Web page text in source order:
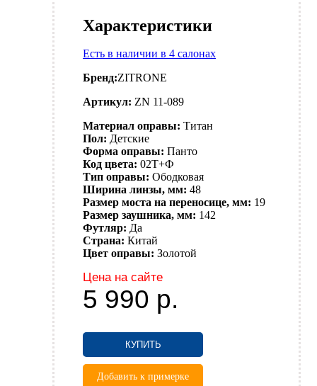
Характеристики
Есть в наличии в 4 салонах
Бренд:ZITRONE
Артикул: ZN 11-089
Материал оправы: Титан
Пол: Детские
Форма оправы: Панто
Код цвета: 02T+Ф
Тип оправы: Ободковая
Ширина линзы, мм: 48
Размер моста на переносице, мм: 19
Размер заушника, мм: 142
Футляр: Да
Страна: Китай
Цвет оправы: Золотой
Цена на сайте
5 990 р.
КУПИТЬ
Добавить к примерке